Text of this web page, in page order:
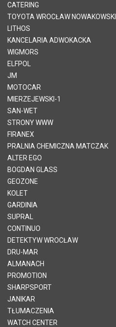
CATERING
TOYOTA WROCŁAW NOWAKOWSKI
LITHOS
KANCELARIA ADWOKACKA
WIGMORS
ELFPOL
JM
MOTOCAR
MIERZEJEWSKI-1
SAN-WET
STRONY WWW
FIRANEX
PRALNIA CHEMICZNA MATCZAK
ALTER EGO
BOGDAN GLASS
GEOZONE
KOLET
GARDINIA
SUPRAL
CONTINUO
DETEKTYW WROCŁAW
DRU-MAR
ALMANACH
PROMOTION
SHARPSPORT
JANIKAR
TŁUMACZENIA
WATCH CENTER